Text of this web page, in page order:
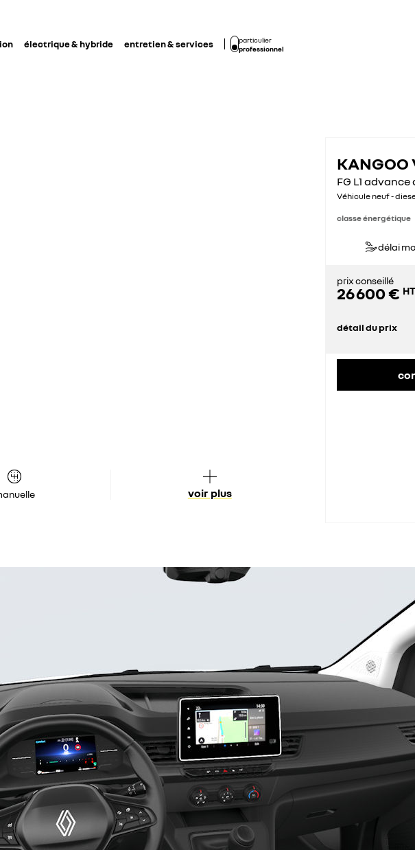
électrique & hybride entretien & services
particulier
professionnel
voir plus
KANGOO
FG L1 advance
Véhicule neuf -
classe énergétique
délai
prix conseillé
26 600 € HT
détail du prix